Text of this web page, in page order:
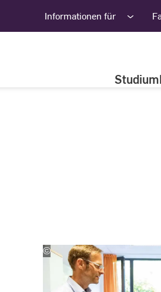
Informationen für
Studium
©
Andreas
Schlote